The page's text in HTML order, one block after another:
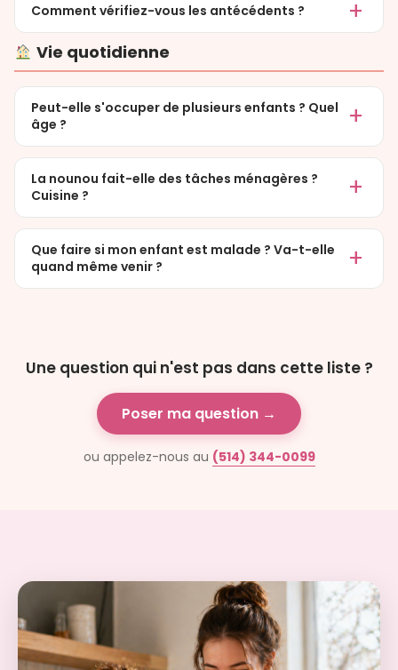
Comment vérifiez-vous les antécédents ?
Vie quotidienne
Peut-elle s'occuper de plusieurs enfants ? Quel
âge ?
La nounou fait-elle des tâches ménagères ?
Cuisine ?
Que faire si mon enfant est malade ? Va-t-elle
quand même venir ?
Une question qui n'est pas dans cette liste ?
Poser ma question →
ou appelez-nous au (514) 344-0099